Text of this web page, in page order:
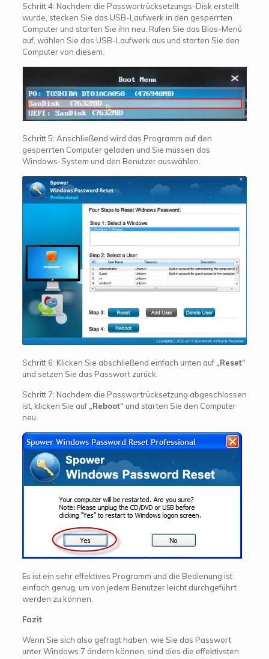
Schritt 4: Nachdem die Passwortrücksetzungs-Disk erstellt
wurde, stecken Sie das USB-Laufwerk in den gesperrten
Computer und starten Sie ihn neu. Rufen Sie das Bios-Menü
auf, wählen Sie das USB-Laufwerk aus und starten Sie den
Computer von diesem.
Schritt 5: Anschließend wird das Programm auf den
gesperrten Computer geladen und Sie müssen das
Windows-System und den Benutzer auswählen.
Schritt 6: Klicken Sie abschließend einfach unten auf „Reset“
und setzen Sie das Passwort zurück.
Schritt 7: Nachdem die Passwortrücksetzung abgeschlossen
ist, klicken Sie auf „Reboot“ und starten Sie den Computer
neu.
Es ist ein sehr effektives Programm und die Bedienung ist
einfach genug, um von jedem Benutzer leicht durchgeführt
werden zu können.
Fazit
Wenn Sie sich also gefragt haben, wie Sie das Passwort
unter Windows 7 ändern können, sind dies die effektivsten